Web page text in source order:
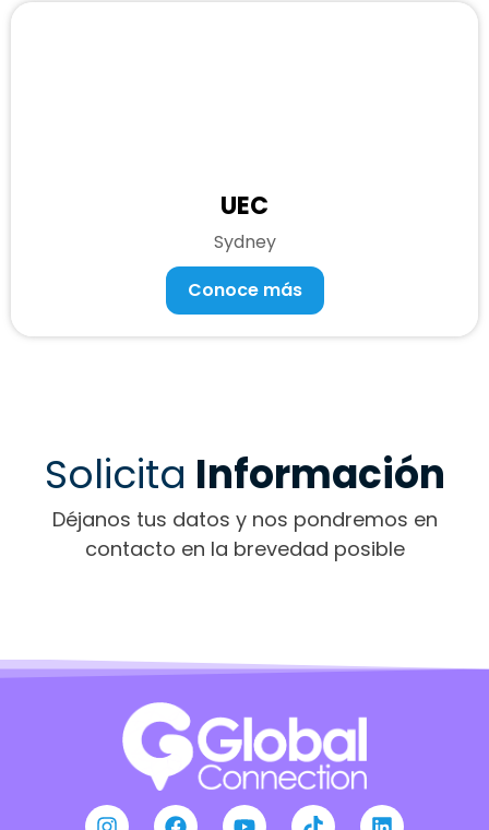
UEC
Sydney
Conoce más
Solicita Información
Déjanos tus datos y nos pondremos en
contacto en la brevedad posible